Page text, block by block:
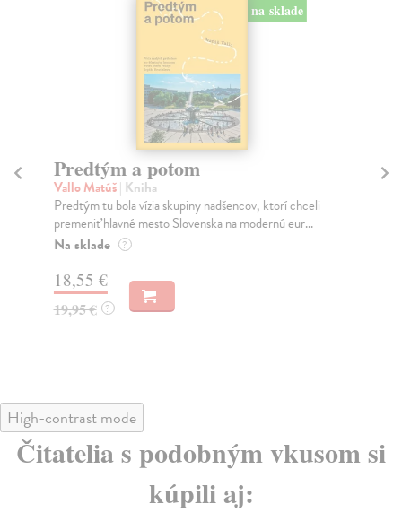
na sklade
Predtým a potom
Vallo Matúš| Kniha
Predtým tu bola vízia skupiny nadšencov, ktorí chceli
premeniť hlavné mesto Slovenska na modernú eur...
Na sklade ?
18,55 €
19,95 € ?
High-contrast mode
Čitatelia s podobným vkusom si
kúpili aj: